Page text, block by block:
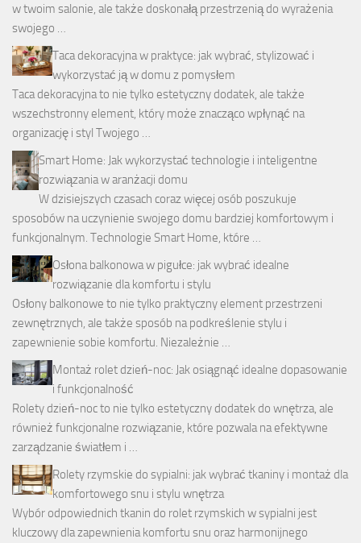
w twoim salonie, ale także doskonałą przestrzenią do wyrażenia
swojego …
Taca dekoracyjna w praktyce: jak wybrać, stylizować i
wykorzystać ją w domu z pomysłem
Taca dekoracyjna to nie tylko estetyczny dodatek, ale także
wszechstronny element, który może znacząco wpłynąć na
organizację i styl Twojego …
Smart Home: Jak wykorzystać technologie i inteligentne
rozwiązania w aranżacji domu
W dzisiejszych czasach coraz więcej osób poszukuje
sposobów na uczynienie swojego domu bardziej komfortowym i
funkcjonalnym. Technologie Smart Home, które …
Osłona balkonowa w pigułce: jak wybrać idealne
rozwiązanie dla komfortu i stylu
Osłony balkonowe to nie tylko praktyczny element przestrzeni
zewnętrznych, ale także sposób na podkreślenie stylu i
zapewnienie sobie komfortu. Niezależnie …
Montaż rolet dzień-noc: Jak osiągnąć idealne dopasowanie
i funkcjonalność
Rolety dzień-noc to nie tylko estetyczny dodatek do wnętrza, ale
również funkcjonalne rozwiązanie, które pozwala na efektywne
zarządzanie światłem i …
Rolety rzymskie do sypialni: jak wybrać tkaniny i montaż dla
komfortowego snu i stylu wnętrza
Wybór odpowiednich tkanin do rolet rzymskich w sypialni jest
kluczowy dla zapewnienia komfortu snu oraz harmonijnego